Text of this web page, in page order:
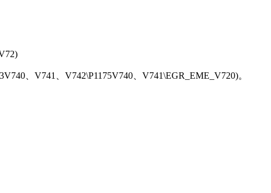
、V741、V742\P1175V740、V741\EGR_EME_V720)。